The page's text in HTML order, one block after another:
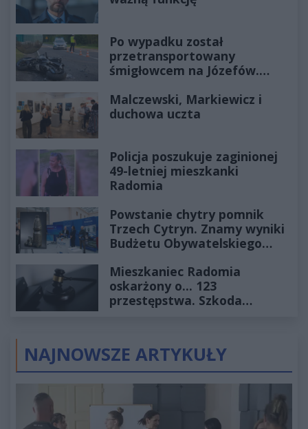
Po wypadku został
przetransportowany
śmigłowcem na Józefów.
Malczewski, Markiewicz i
duchowa uczta
Policja poszukuje zaginionej
49-letniej mieszkanki
Radomia
Powstanie chytry pomnik
Trzech Cytryn. Znamy wyniki
Budżetu Obywatelskiego
Mieszkaniec Radomia
oskarżony o... 123
przestępstwa. Szkoda
NAJNOWSZE ARTYKUŁY